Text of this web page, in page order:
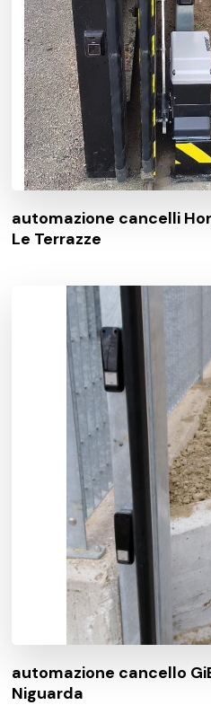
automazione cancelli
Le Terrazze
automazione cancello
Niguarda